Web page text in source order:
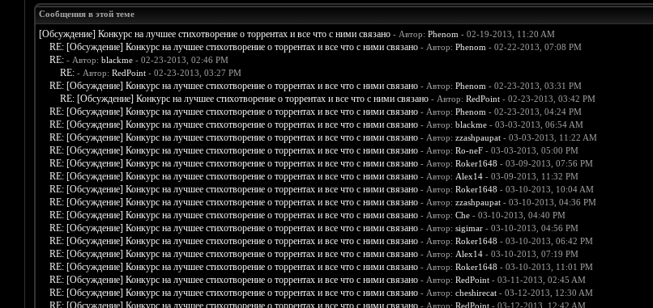
Сообщения в этой теме
[Обсуждение] Конкурс на лучшее стихотворение о торрентах и все что с ними связано - Автор: Phenom - 02-19-2013, 11:20 AM
RE: [Обсуждение] Конкурс на лучшее стихотворение о торрентах и все что с ними связано - Автор: Phenom - 02-22-2013, 07:08 PM
RE: - Автор: blackme- 02-23-2013, 02:46 PM
RE: - Автор: RedPoint- 02-23-2013, 03:27 PM
RE: [Обсуждение] Конкурс на лучшее стихотворение о торрентах и все что с ними связано - Автор: Phenom - 02-23-2013, 03:31 PM
RE: [Обсуждение] Конкурс на лучшее стихотворение о торрентах и все что с ними связано - Автор: RedPoint- 02-23-2013, 03:42 PM
RE: [Обсуждение] Конкурс на лучшее стихотворение о торрентах и все что с ними связано - Автор: Phenom - 02-23-2013, 04:24 PM
RE: [Обсуждение] Конкурс на лучшее стихотворение о торрентах и все что с ними связано - Автор: blackme- 03-03-2013, 06:54 AM
RE: [Обсуждение] Конкурс на лучшее стихотворение о торрентах и все что с ними связано - Автор: zzashpaupat- 03-03-2013, 11:22 AM
RE: [Обсуждение] Конкурс на лучшее стихотворение о торрентах и все что с ними связано - Автор: Ro-neF- 03-03-2013, 05:00 PM
RE: [Обсуждение] Конкурс на лучшее стихотворение о торрентах и все что с ними связано - Автор: Roker1648 - 03-09-2013, 07:56 PM
RE: [Обсуждение] Конкурс на лучшее стихотворение о торрентах и все что с ними связано - Автор: Alex14- 03-09-2013, 11:32 PM
RE: [Обсуждение] Конкурс на лучшее стихотворение о торрентах и все что с ними связано - Автор: Roker1648 - 03-10-2013, 10:04 AM
RE: [Обсуждение] Конкурс на лучшее стихотворение о торрентах и все что с ними связано - Автор: zzashpaupat- 03-10-2013, 04:36 PM
RE: [Обсуждение] Конкурс на лучшее стихотворение о торрентах и все что с ними связано - Автор: Che- 03-10-2013, 04:40 PM
RE: [Обсуждение] Конкурс на лучшее стихотворение о торрентах и все что с ними связано - Автор: sigimar- 03-10-2013, 04:56 PM
RE: [Обсуждение] Конкурс на лучшее стихотворение о торрентах и все что с ними связано - Автор: Roker1648 - 03-10-2013, 06:42 PM
RE: [Обсуждение] Конкурс на лучшее стихотворение о торрентах и все что с ними связано - Автор: Alex14- 03-10-2013, 07:19 PM
RE: [Обсуждение] Конкурс на лучшее стихотворение о торрентах и все что с ними связано - Автор: Roker1648 - 03-10-2013, 11:01 PM
RE: [Обсуждение] Конкурс на лучшее стихотворение о торрентах и все что с ними связано - Автор: RedPoint- 03-11-2013, 02:45 AM
RE: [Обсуждение] Конкурс на лучшее стихотворение о торрентах и все что с ними связано - Автор: cheshirecat- 03-12-2013, 12:30 AM
RE: [Обсуждение] Конкурс на лучшее стихотворение о торрентах и все что с ними связано - Автор: RedPoint- 03-12-2013, 12:42 AM